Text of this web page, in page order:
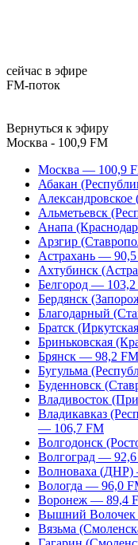
сейчас в эфире
FM-поток
Вернуться к эфиру
Москва - 100,9 FM
Москва — 100,9
Абакан
Альметьевск
Анапа
Арзгир
Астрахань —
Ахтубинск
Белгород —
Бердянск
Благодарный
Братск
Бриньковская
Брянск — 98,2 FM
Бугульма
Буденновск
Владивосток
Владикавказ
— 106,7 FM
Волгодонск
Волгоград —
Волноваха
Вологда — 96,0
Воронеж — 89,4
Вышний Волочек
Вязьма